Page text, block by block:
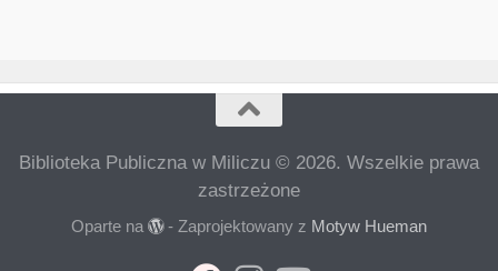
Biblioteka Publiczna w Miliczu © 2026. Wszelkie prawa
zastrzeżone
Oparte na - Zaprojektowany z Motyw Hueman